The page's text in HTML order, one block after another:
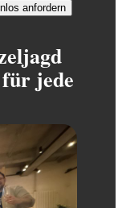
anfordern
jede